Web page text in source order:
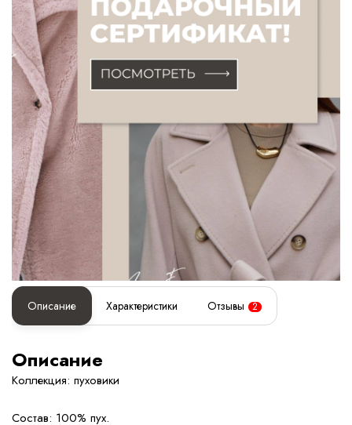
Описание Характеристики Отзывы 2
Описание
Коллекция: пуховики
Состав: 100% пух.